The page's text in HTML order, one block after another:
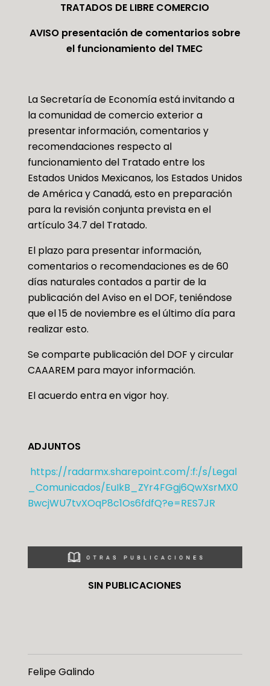
TRATADOS DE LIBRE COMERCIO
AVISO presentación de comentarios sobre
el funcionamiento del TMEC
La Secretaría de Economía está invitando a
la comunidad de comercio exterior a
presentar información, comentarios y
recomendaciones respecto al
funcionamiento del Tratado entre los
Estados Unidos Mexicanos, los Estados Unidos
de América y Canadá, esto en preparación
para la revisión conjunta prevista en el
artículo 34.7 del Tratado.
El plazo para presentar información,
comentarios o recomendaciones es de 60
días naturales contados a partir de la
publicación del Aviso en el DOF, teniéndose
que el 15 de noviembre es el último día para
realizar esto.
Se comparte publicación del DOF y circular
CAAAREM para mayor información.
El acuerdo entra en vigor hoy.
ADJUNTOS
https://radarmx.sharepoint.com/:f:/s/Legal
_Comunicados/EuIkB_ZYr4FGgj6QwXsrMX0
BwcjWU7tvXOqP8c1Os6fdfQ?e=RES7JR
SIN PUBLICACIONES
Felipe Galindo